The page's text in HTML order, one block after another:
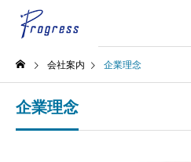
会社案内 企業理念
企業理念